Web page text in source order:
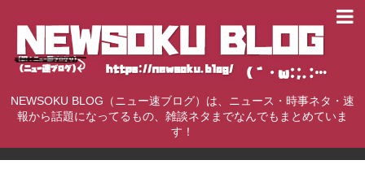
NEWSOKU BLOG（ニュー速ブログ）は、ニュース・時事ネタ・速
報から話題になってるもの、雑談ネタまでなんでもまとめていま
す！